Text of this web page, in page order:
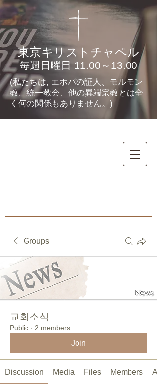
東京キリストチャペル
毎週日曜日 11:00～13:00
(私たちは, エホバの証人、モルモン
教、統一教会、他の異端宗教とは全
く何の関係もありません。)
Groups
교회소식
Public · 2 members
Join
Discussion Media Files Members